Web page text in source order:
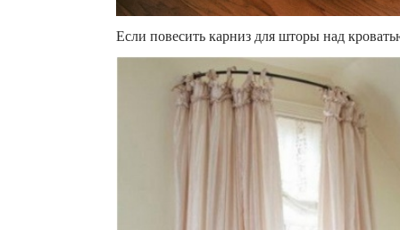
Если повесить карниз для шторы над